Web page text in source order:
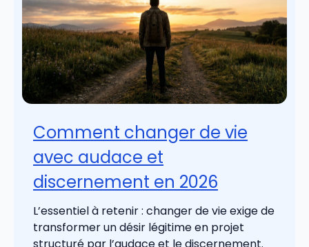
Comment changer de vie
avec audace et
discernement en 2026
L’essentiel à retenir : changer de vie exige de
transformer un désir légitime en projet